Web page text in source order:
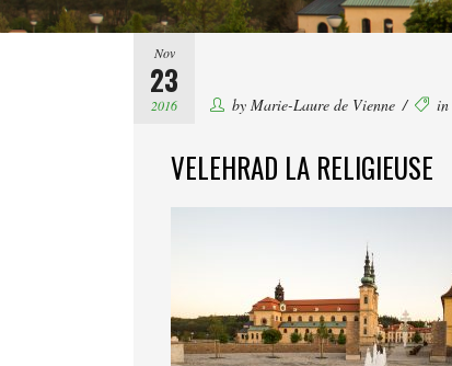
Nov
23
2016 by Marie-Laure de Vienne in
VELEHRAD LA RELIGIEUSE